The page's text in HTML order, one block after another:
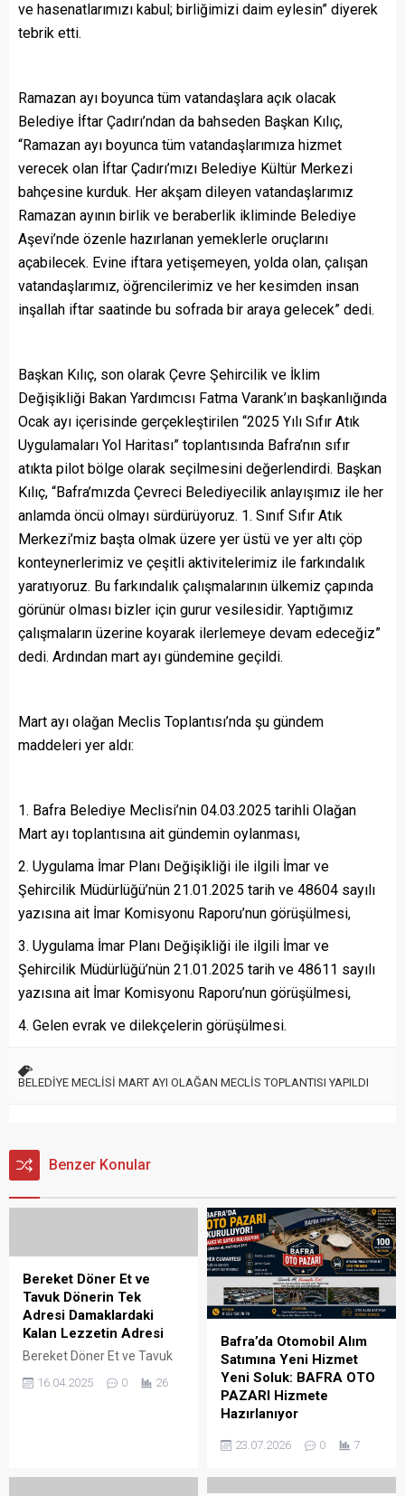
ve hasenatlarımızı kabul; birliğimizi daim eylesin” diyerek
tebrik etti.
Ramazan ayı boyunca tüm vatandaşlara açık olacak
Belediye İftar Çadırı’ndan da bahseden Başkan Kılıç,
“Ramazan ayı boyunca tüm vatandaşlarımıza hizmet
verecek olan İftar Çadırı’mızı Belediye Kültür Merkezi
bahçesine kurduk. Her akşam dileyen vatandaşlarımız
Ramazan ayının birlik ve beraberlik ikliminde Belediye
Aşevi’nde özenle hazırlanan yemeklerle oruçlarını
açabilecek. Evine iftara yetişemeyen, yolda olan, çalışan
vatandaşlarımız, öğrencilerimiz ve her kesimden insan
inşallah iftar saatinde bu sofrada bir araya gelecek” dedi.
Başkan Kılıç, son olarak Çevre Şehircilik ve İklim
Değişikliği Bakan Yardımcısı Fatma Varank’ın başkanlığında
Ocak ayı içerisinde gerçekleştirilen “2025 Yılı Sıfır Atık
Uygulamaları Yol Haritası” toplantısında Bafra’nın sıfır
atıkta pilot bölge olarak seçilmesini değerlendirdi. Başkan
Kılıç, “Bafra’mızda Çevreci Belediyecilik anlayışımız ile her
anlamda öncü olmayı sürdürüyoruz. 1. Sınıf Sıfır Atık
Merkezi’miz başta olmak üzere yer üstü ve yer altı çöp
konteynerlerimiz ve çeşitli aktivitelerimiz ile farkındalık
yaratıyoruz. Bu farkındalık çalışmalarının ülkemiz çapında
görünür olması bizler için gurur vesilesidir. Yaptığımız
çalışmaların üzerine koyarak ilerlemeye devam edeceğiz”
dedi. Ardından mart ayı gündemine geçildi.
Mart ayı olağan Meclis Toplantısı’nda şu gündem
maddeleri yer aldı:
Bafra Belediye Meclisi’nin 04.03.2025 tarihli Olağan
Mart ayı toplantısına ait gündemin oylanması,
Uygulama İmar Planı Değişikliği ile ilgili İmar ve
Şehircilik Müdürlüğü’nün 21.01.2025 tarih ve 48604 sayılı
yazısına ait İmar Komisyonu Raporu’nun görüşülmesi,
Uygulama İmar Planı Değişikliği ile ilgili İmar ve
Şehircilik Müdürlüğü’nün 21.01.2025 tarih ve 48611 sayılı
yazısına ait İmar Komisyonu Raporu’nun görüşülmesi,
Gelen evrak ve dilekçelerin görüşülmesi.
BELEDİYE MECLİSİ MART AYI OLAĞAN MECLİS TOPLANTISI YAPILDI
Benzer Konular
Bereket Döner Et ve
Tavuk Dönerin Tek
Adresi Damaklardaki
Kalan Lezzetin Adresi
Bereket Döner Et ve Tavuk
Damaklardaki Kalan
16.04.2025 0 26
Bafra’da Otomobil Alım
Satımına Yeni Hizmet
Yeni Soluk: BAFRA OTO
PAZARI Hizmete
Hazırlanıyor
Satımına Yeni Hizmet Yeni
Hizmete Hazırlanıyor
23.07.2026 0 7